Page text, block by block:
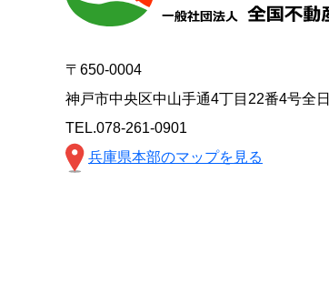
〒650-0004
神戸市中央区中山手通4丁目22番4号全
TEL.078-261-0901
兵庫県本部のマップを見る